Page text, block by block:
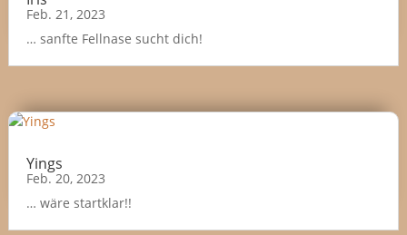
Feb. 21, 2023
… sanfte Fellnase sucht dich!
Yings
Feb. 20, 2023
… wäre startklar!!